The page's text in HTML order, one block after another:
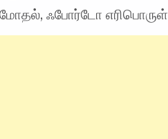
ஃபோர்டோ எரிபொருள்